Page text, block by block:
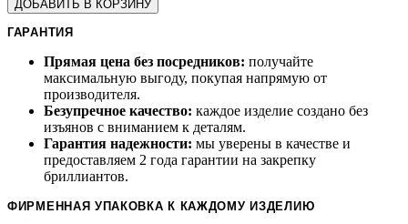
ДОБАВИТЬ В КОРЗИНУ
ГАРАНТИЯ
Прямая цена без посредников: получайте
максимальную выгоду, покупая напрямую от
производителя.
Безупречное качество: каждое изделие создано без
изъянов с вниманием к деталям.
Гарантия надежности: мы уверены в качестве и
предоставляем 2 года гарантии на закрепку
бриллиантов.
ФИРМЕННАЯ УПАКОВКА К КАЖДОМУ ИЗДЕЛИЮ